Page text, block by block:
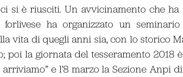
ci si è riusciti. Un avvicinamento che
forlivese ha organizzato un
vita di quegli anni sia, con lo storico
poi la giornata del tesseramento 2018
e l’8 marzo la Sezione Anpi